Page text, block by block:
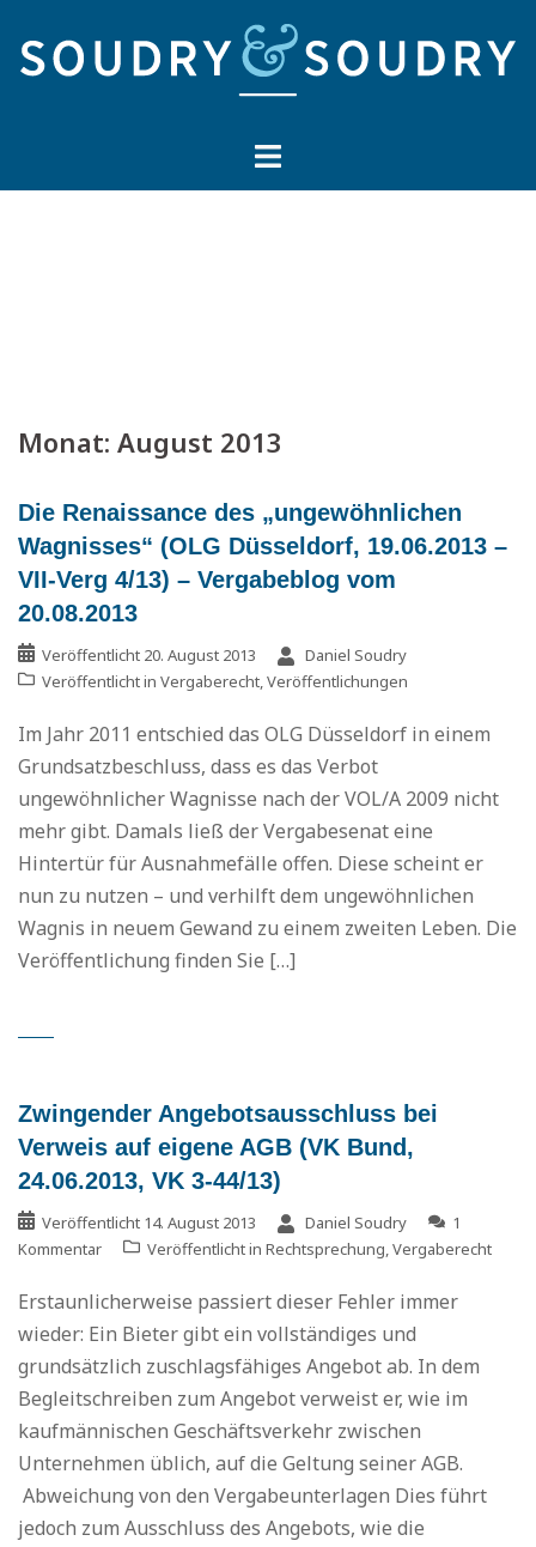
zum
Inhalt
Monat: August 2013
Die Renaissance des „ungewöhnlichen
Wagnisses“ (OLG Düsseldorf, 19.06.2013 –
VII-Verg 4/13) – Vergabeblog vom
20.08.2013
Veröffentlicht 20. August 2013
Daniel Soudry
Veröffentlicht in Vergaberecht,Veröffentlichungen
Im Jahr 2011 entschied das OLG Düsseldorf in einem
Grundsatzbeschluss, dass es das Verbot
ungewöhnlicher Wagnisse nach der VOL/A 2009 nicht
mehr gibt. Damals ließ der Vergabesenat eine
Hintertür für Ausnahmefälle offen. Diese scheint er
nun zu nutzen – und verhilft dem ungewöhnlichen
Wagnis in neuem Gewand zu einem zweiten Leben. Die
Veröffentlichung finden Sie […]
Zwingender Angebotsausschluss bei
Verweis auf eigene AGB (VK Bund,
24.06.2013, VK 3-44/13)
Veröffentlicht 14. August 2013 Daniel Soudry
1
Kommentar
Veröffentlicht in Rechtsprechung,Vergaberecht
Erstaunlicherweise passiert dieser Fehler immer
wieder: Ein Bieter gibt ein vollständiges und
grundsätzlich zuschlagsfähiges Angebot ab. In dem
Begleitschreiben zum Angebot verweist er, wie im
kaufmännischen Geschäftsverkehr zwischen
Unternehmen üblich, auf die Geltung seiner AGB.
Abweichung von den Vergabeunterlagen Dies führt
jedoch zum Ausschluss des Angebots, wie die